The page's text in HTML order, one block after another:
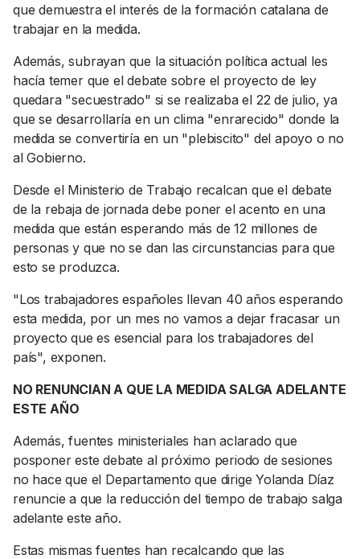
que demuestra el interés de la formación catalana de
trabajar en la medida.
Además, subrayan que la situación política actual les
hacía temer que el debate sobre el proyecto de ley
quedara "secuestrado" si se realizaba el 22 de julio, ya
que se desarrollaría en un clima "enrarecido" donde la
medida se convertiría en un "plebiscito" del apoyo o no
al Gobierno.
Desde el Ministerio de Trabajo recalcan que el debate
de la rebaja de jornada debe poner el acento en una
medida que están esperando más de 12 millones de
personas y que no se dan las circunstancias para que
esto se produzca.
"Los trabajadores españoles llevan 40 años esperando
esta medida, por un mes no vamos a dejar fracasar un
proyecto que es esencial para los trabajadores del
país", exponen.
NO RENUNCIAN A QUE LA MEDIDA SALGA ADELANTE
ESTE AÑO
Además, fuentes ministeriales han aclarado que
posponer este debate al próximo periodo de sesiones
no hace que el Departamento que dirige Yolanda Díaz
renuncie a que la reducción del tiempo de trabajo salga
adelante este año.
Estas mismas fuentes han recalcando que las